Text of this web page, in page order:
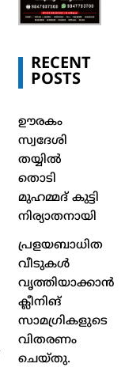
RECENT
POSTS
ഊരകം
സ്വദേശി
തയ്യിൽ
തൊടി
മുഹമ്മദ് കുട്ടി
നിര്യാതനായി
പ്രളയബാധിത
വീടുകൾ
വൃത്തിയാക്കാൻ
ക്ലീനിങ്
സാമഗ്രികളുടെ
വിതരണം
ചെയ്തു.